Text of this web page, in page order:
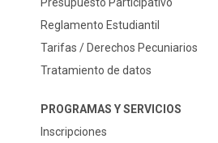
Reglamento Estudiantil
Tarifas / Derechos Pecuniarios
Tratamiento de datos
PROGRAMAS Y SERVICIOS
Inscripciones